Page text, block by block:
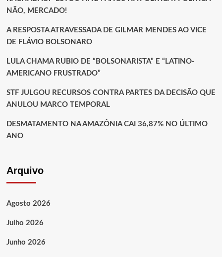
NÃO, MERCADO!
A RESPOSTA ATRAVESSADA DE GILMAR MENDES AO VICE
DE FLÁVIO BOLSONARO
LULA CHAMA RUBIO DE “BOLSONARISTA” E “LATINO-
AMERICANO FRUSTRADO”
STF JULGOU RECURSOS CONTRA PARTES DA DECISÃO QUE
ANULOU MARCO TEMPORAL
DESMATAMENTO NA AMAZÔNIA CAI 36,87% NO ÚLTIMO
ANO
Arquivo
Agosto 2026
Julho 2026
Junho 2026